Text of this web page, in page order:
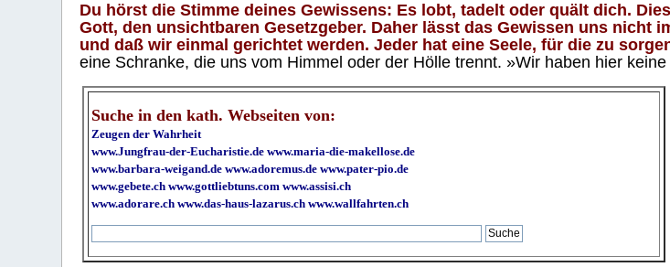
Du hörst die Stimme deines Gewissens: Es lobt, tadelt oder quält dich.
Gott, den unsichtbaren Gesetzgeber. Daher lässt das Gewissen uns nicht
und daß wir einmal gerichtet werden. Jeder hat eine Seele, für die zu
eine Schranke, die uns vom Himmel oder der Hölle trennt. »Wir haben hier
Suche in den kath. Webseiten von:
Zeugen der Wahrheit
www.Jungfrau-der-Eucharistie.de www.maria-die-makellose.de
www.barbara-weigand.de www.adoremus.de www.pater-pio.de
www.gebete.ch www.gottliebtuns.com www.assisi.ch
www.adorare.ch www.das-haus-lazarus.ch www.wallfahrten.ch